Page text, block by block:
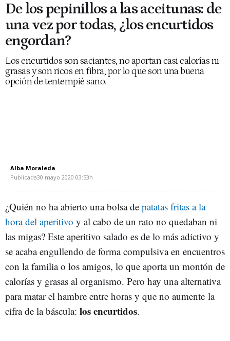
De los pepinillos a las aceitunas: de
una vez por todas, ¿los encurtidos
engordan?
Los encurtidos son saciantes, no aportan casi calorías ni
grasas y son ricos en fibra, por lo que son una buena
opción de tentempié sano.
Alba Moraleda
Publicada30 mayo 2020 03:53h
¿Quién no ha abierto una bolsa de patatas fritas a la
hora del aperitivo y al cabo de un rato no quedaban ni
las migas? Este aperitivo salado es de lo más adictivo y
se acaba engullendo de forma compulsiva en encuentros
con la familia o los amigos, lo que aporta un montón de
calorías y grasas al organismo. Pero hay una alternativa
para matar el hambre entre horas y que no aumente la
cifra de la báscula: los encurtidos.